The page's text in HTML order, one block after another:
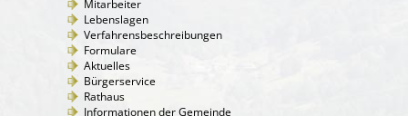
Mitarbeiter
Lebenslagen
Verfahrensbeschreibungen
Formulare
Aktuelles
Bürgerservice
Rathaus
Informationen der Gemeinde